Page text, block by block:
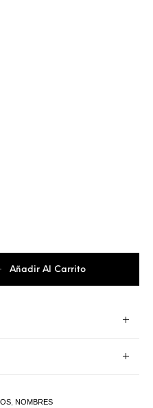
Añadir Al Carrito
,NOMBRES